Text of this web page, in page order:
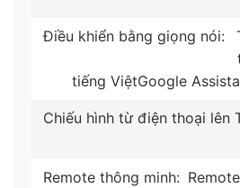
– 4K X-Reality PRO nâng cao
độ phân giải HD trở lên đạt
dung chất lượng 4K trên thị
Điều khiển bằng giọng nói:
tiếng ViệtGoogle
Chiếu hình từ điện thoại lên
Remote thông minh: